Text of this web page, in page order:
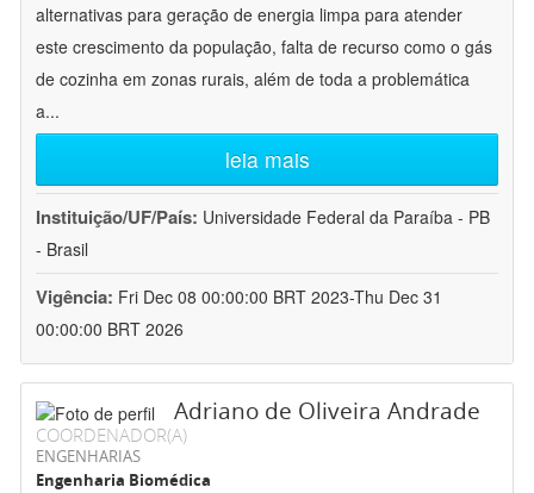
alternativas para geração de energia limpa para atender
este crescimento da população, falta de recurso como o gás
de cozinha em zonas rurais, além de toda a problemática
a...
leia mais
Instituição/UF/País: Universidade Federal da Paraíba - PB
- Brasil
Vigência: Fri Dec 08 00:00:00 BRT 2023-Thu Dec 31
00:00:00 BRT 2026
Adriano de Oliveira Andrade
COORDENADOR(A)
ENGENHARIAS
Engenharia Biomédica